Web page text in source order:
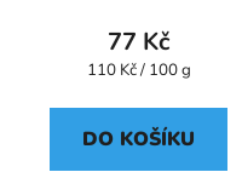
77 Kč
Měrná
110 Kč / 100 g
DO KOŠÍKU